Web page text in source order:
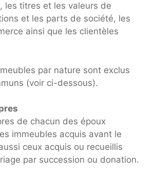
les titres et les valeurs de
et les parts de société, les
ainsi que les clientèles
par nature sont exclus
(voir ci-dessous).
de chacun des époux
immeubles acquis avant le
ceux acquis ou recueillis
par succession ou donation.